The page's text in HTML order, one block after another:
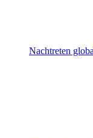
Nachtreten